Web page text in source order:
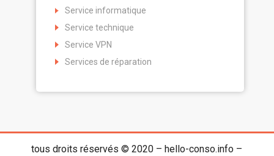
Service informatique
Service technique
Service VPN
Services de réparation
tous droits réservés © 2020 – hello-conso.info –